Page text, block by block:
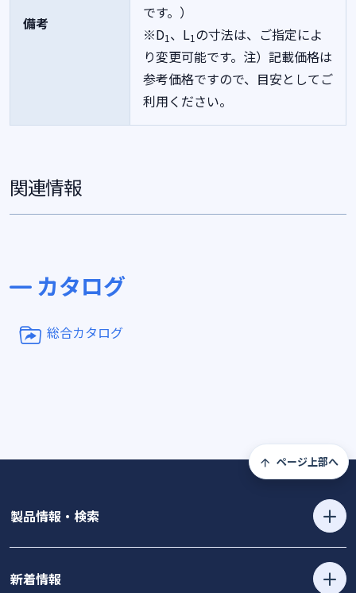
備考
です。）
※D1 、L1 の寸法は、ご指定によ
り変更可能です。注）記載価格は
参考価格ですので、目安としてご
利用ください。
関連情報
カタログ
総合カタログ
ページ上部へ
製品情報・検索
新着情報